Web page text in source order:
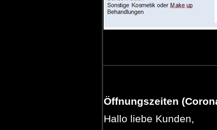
Öffnungszeiten
Hallo liebe Kunden,